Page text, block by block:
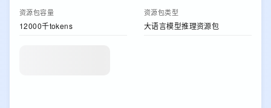
资源包容量
12000千tokens
资源包类型
大语言模型推理资源包